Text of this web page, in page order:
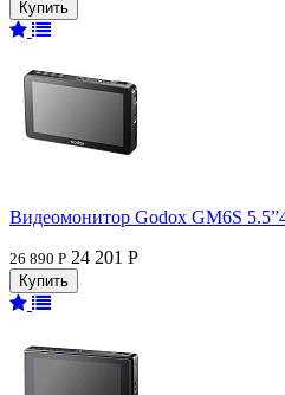
Видеомонитор Godox GM6S
26 890 Р 24 201 Р